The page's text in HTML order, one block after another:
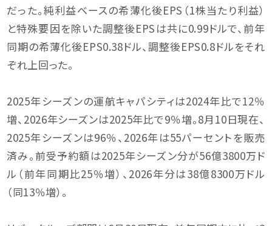
だった。純利益ベースの希薄化後EPS（1株当たり利益）
と特殊要因を除いた調整後EPSは共に0.99ドルで、前年
同期の希薄化後EPS0.38ドル、調整後EPS0.8ドルをそれ
ぞれ上回った。
2025年シーズンの運航キャパシティは2024年比で12％
増、2026年シーズンは2025年比で9％増。8月10日現在、
2025年シーズンは96％、2026年は55パーセントを販売
済み。前受予約額は2025年シーズン分が56億3800万ド
ル（前年同期比25％増）、2026年分は38億8300万ドル
（同13％増）。